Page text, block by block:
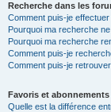
Recherche dans les
Comment puis-je
Pourquoi ma recherche
Pourquoi ma recherche
Comment puis-je
Comment puis-je
Favoris et abonnements
Quelle est la différence